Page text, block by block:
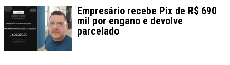
Empresário recebe Pix de R$ 690
mil por engano e devolve
parcelado